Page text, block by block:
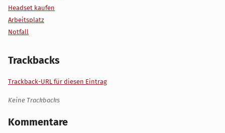
Headset kaufen
Arbeitsplatz
Notfall
Trackbacks
Trackback-URL für diesen Eintrag
Keine Trackbacks
Kommentare